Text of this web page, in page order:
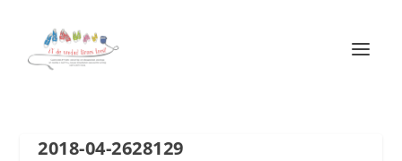
2018-04-2628129